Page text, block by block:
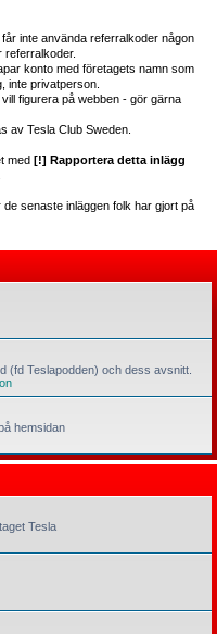
inte använda referralkoder någon
referralkoder.
konto med företagets namn som
inte privatperson.
figurera på webben - gör gärna
av Tesla Club Sweden.
med [!] Rapportera detta inlägg
senaste inläggen folk har gjort på
(fd Teslapodden) och dess avsnitt.
hemsidan
Tesla